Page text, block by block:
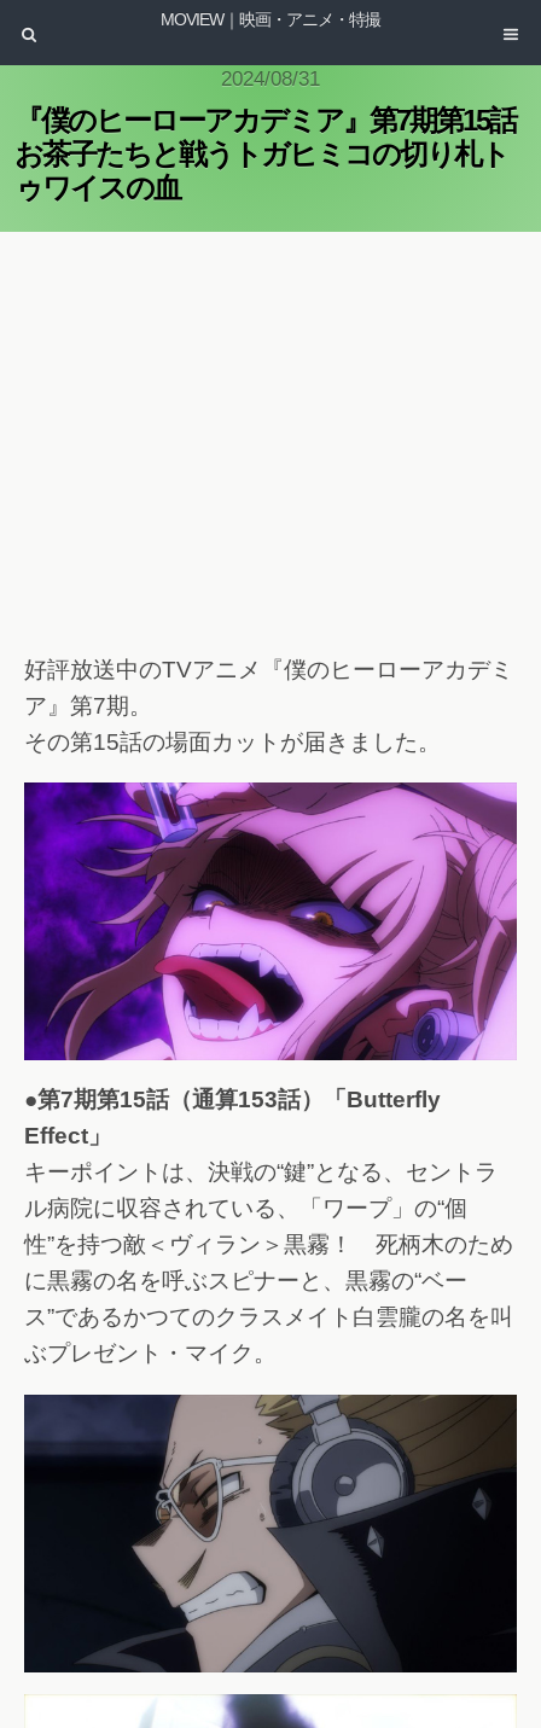
MOVIEW｜映画・アニメ・特撮
2024/08/31
『僕のヒーローアカデミア』第7期第15話
お茶子たちと戦うトガヒミコの切り札ト
ゥワイスの血
好評放送中のTVアニメ『僕のヒーローアカデミ
ア』第7期。
その第15話の場面カットが届きました。
●第7期第15話（通算153話）「Butterfly
Effect」
キーポイントは、決戦の“鍵”となる、セントラ
ル病院に収容されている、「ワープ」の“個
性”を持つ敵＜ヴィラン＞黒霧！ 死柄木のため
に黒霧の名を呼ぶスピナーと、黒霧の“ベー
ス”であるかつてのクラスメイト白雲朧の名を叫
ぶプレゼント・マイク。